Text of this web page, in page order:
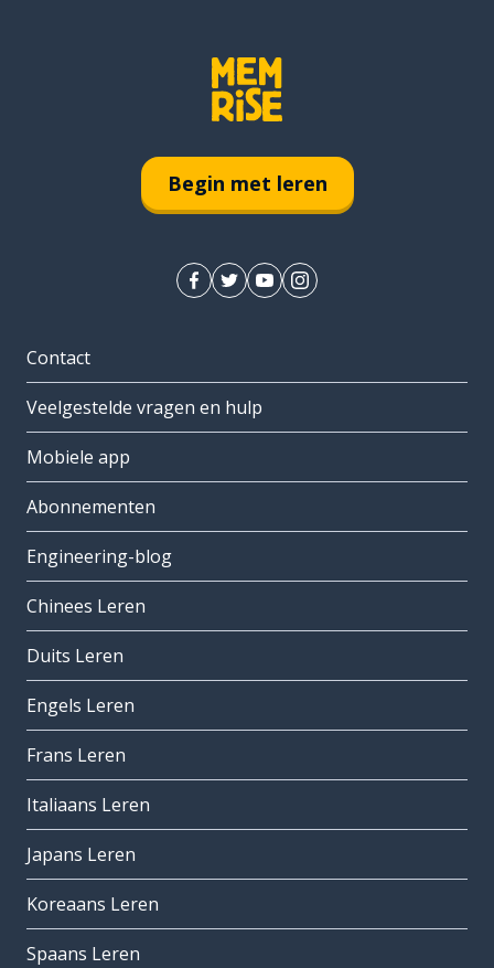
Begin met leren
Contact
Veelgestelde vragen en hulp
Mobiele app
Abonnementen
Engineering-blog
Chinees Leren
Duits Leren
Engels Leren
Frans Leren
Italiaans Leren
Japans Leren
Koreaans Leren
Spaans Leren